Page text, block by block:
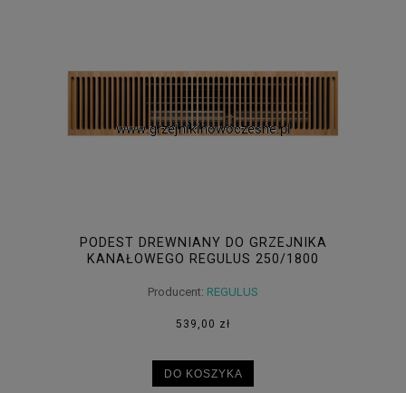
PODEST DREWNIANY DO GRZEJNIKA
KANAŁOWEGO REGULUS 250/1800
Producent: REGULUS
539,00 zł
DO KOSZYKA